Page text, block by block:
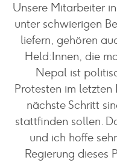
Unsere Mitarbeiter
unter schwierigen
liefern, gehören
Held:Innen, die
Nepal ist
Protesten im
nächste Schritt
stattfinden sollen.
und ich hoffe
Regierung dieses